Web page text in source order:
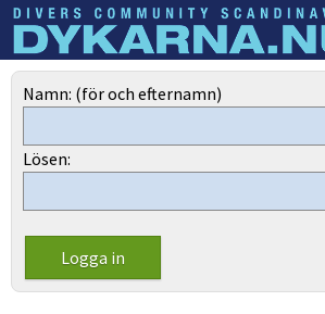
Dyknyheter
Namn: (för och efternamn)
Lösen: